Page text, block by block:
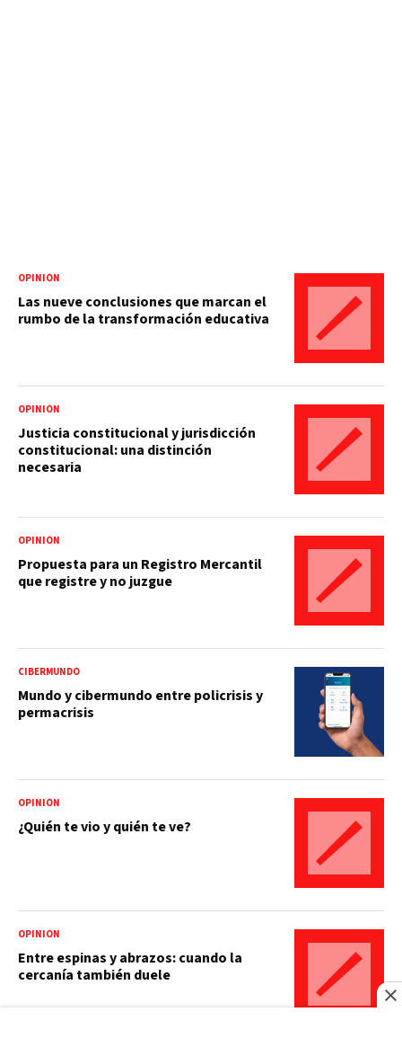
OPINIÓN
Las nueve conclusiones que marcan el
rumbo de la transformación educativa
OPINIÓN
Justicia constitucional y jurisdicción
constitucional: una distinción
necesaria
OPINIÓN
Propuesta para un Registro Mercantil
que registre y no juzgue
CIBERMUNDO
Mundo y cibermundo entre policrisis y
permacrisis
OPINIÓN
¿Quién te vio y quién te ve?
OPINIÓN
Entre espinas y abrazos: cuando la
cercanía también duele